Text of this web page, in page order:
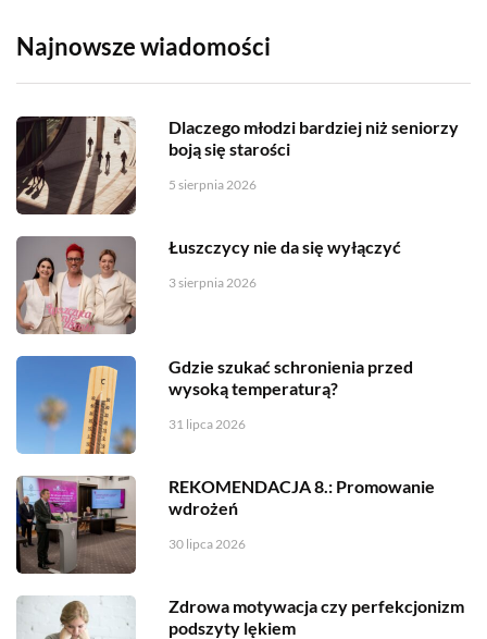
Najnowsze wiadomości
Dlaczego młodzi bardziej niż seniorzy
boją się starości
5 sierpnia 2026
Łuszczycy nie da się wyłączyć
3 sierpnia 2026
Gdzie szukać schronienia przed
wysoką temperaturą?
31 lipca 2026
REKOMENDACJA 8.: Promowanie
wdrożeń
30 lipca 2026
Zdrowa motywacja czy perfekcjonizm
podszyty lękiem